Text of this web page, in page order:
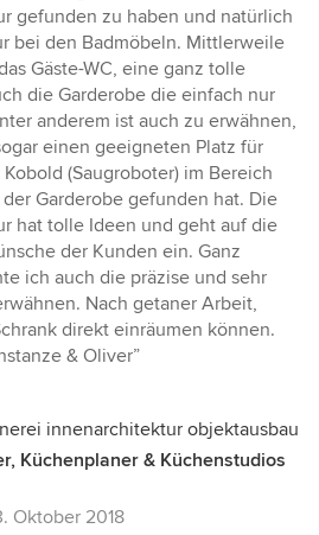
gefunden zu haben und natürlich
bei den Badmöbeln. Mittlerweile
Gäste-WC, eine ganz tolle
die Garderobe die einfach nur
anderem ist auch zu erwähnen,
einen geeigneten Platz für
(Saugroboter) im Bereich
Garderobe gefunden hat. Die
hat tolle Ideen und geht auf die
der Kunden ein. Ganz
ich auch die präzise und sehr
Nach getaner Arbeit,
direkt einräumen können.
& Oliver”
innenarchitektur objektausbau
Küchenplaner & Küchenstudios
Oktober 2018